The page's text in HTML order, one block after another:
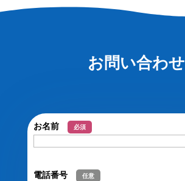
お問い合わせ
お名前 必須
電話番号 任意